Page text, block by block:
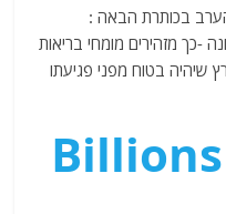
הערב בכותרת הבאה :
-כך מזהירים מומחי בריאות
שיהיה בטוח מפני פגיעתו